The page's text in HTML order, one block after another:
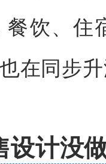
饮、住
在同步升
设计没